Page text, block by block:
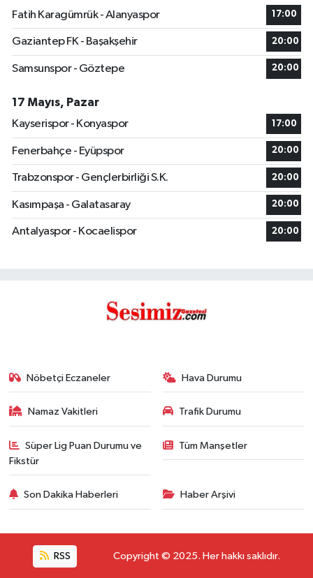
Fatih Karagümrük - Alanyaspor
17:00
Gaziantep FK - Başakşehir 20:00
Samsunspor - Göztepe 20:00
17 Mayıs, Pazar
Kayserispor - Konyaspor
17:00
Fenerbahçe - Eyüpspor 20:00
Trabzonspor - Gençlerbirliği S.K. 20:00
Kasımpaşa - Galatasaray 20:00
Antalyaspor - Kocaelispor 20:00
Nöbetçi Eczaneler Hava Durumu
Namaz Vakitleri Trafik Durumu
Süper Lig Puan Durumu ve
Fikstür
Tüm Manşetler
Son Dakika Haberleri Haber Arşivi
RSS Copyright © 2025. Her hakkı saklıdır.